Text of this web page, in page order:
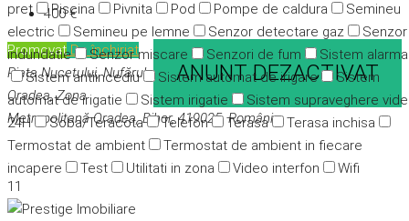
pret
Piscina Pivnita Pod Pompe de caldura
Semineu
electric
Semineu pe lemne Senzor detectare gaz
Senzor
indundatie
Senzor miscare Senzori de fum
Sistem alarma
Sistem antiincediu
Sistem automat de irigare
Sistem
automat de irigatie
Sistem irigatie
Sistem supraveghere
24H
Soba/Teracota Telefon Terasa
Terasa inchisa
Termostat de ambient
Termostat de ambient in fiecare
incapere
Test Utilitati in zona Video interfon Wifi
400 €
PromovatDe închiriat
ANUNT DEZACTIVAT
Piața Nucetului, Nufărul,
Oradea, Zona
Metropolitană Oradea, Bihor, 419025, România
11